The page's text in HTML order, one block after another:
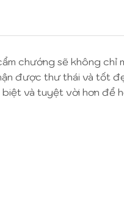
chướng sẽ không chỉ
được thư thái và tốt
và tuyệt vời hơn để